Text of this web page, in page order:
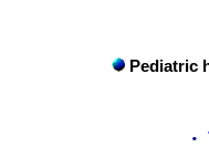
Pediatric
·